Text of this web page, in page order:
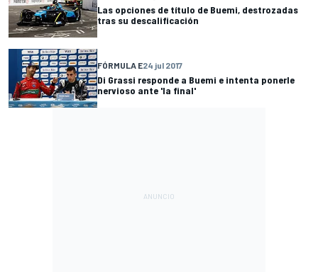
Las opciones de título de Buemi, destrozadas
tras su descalificación
FÓRMULA E24 jul 2017
Di Grassi responde a Buemi e intenta ponerle
nervioso ante 'la final'